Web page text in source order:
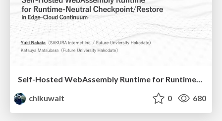
Self-Hosted WebAssembly Runtime for Runtime-Neutral Checkpoint/Restore in Edge–Cloud Continuum
chikuwait
0 680